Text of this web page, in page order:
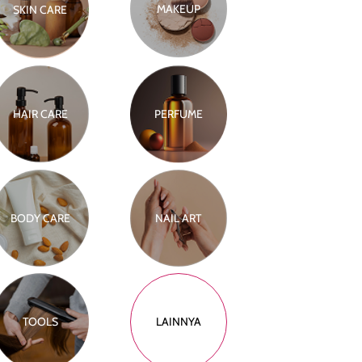
SKIN CARE MAKEUP
HAIR CARE PERFUME
BODY CARE NAIL ART
TOOLS LAINNYA